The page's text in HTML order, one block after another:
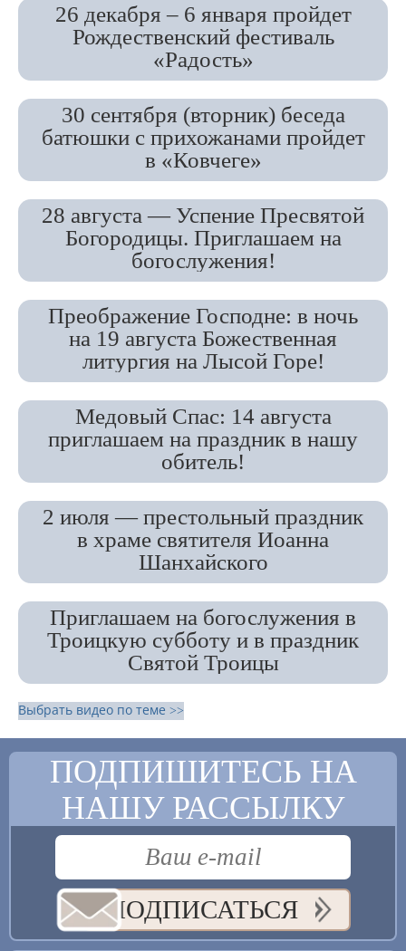
26 декабря – 6 января пройдет
Рождественский фестиваль
«Радость»
30 сентября (вторник) беседа
батюшки с прихожанами пройдет
в «Ковчеге»
28 августа — Успение Пресвятой
Богородицы. Приглашаем на
богослужения!
Преображение Господне: в ночь
на 19 августа Божественная
литургия на Лысой Горе!
Медовый Спас: 14 августа
приглашаем на праздник в нашу
обитель!
2 июля — престольный праздник
в храме святителя Иоанна
Шанхайского
Приглашаем на богослужения в
Троицкую субботу и в праздник
Святой Троицы
Выбрать видео по теме >>
ПОДПИШИТЕСЬ НА
НАШУ РАССЫЛКУ
ПОДПИСАТЬСЯ